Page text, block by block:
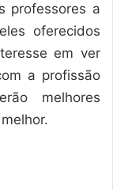
professores a
oferecidos
em ver
a profissão
melhores